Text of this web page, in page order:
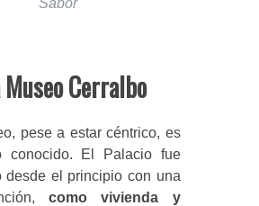
Museo Cerralbo
pese a estar céntrico, es
conocido. El Palacio fue
desde el principio con una
como vivienda y